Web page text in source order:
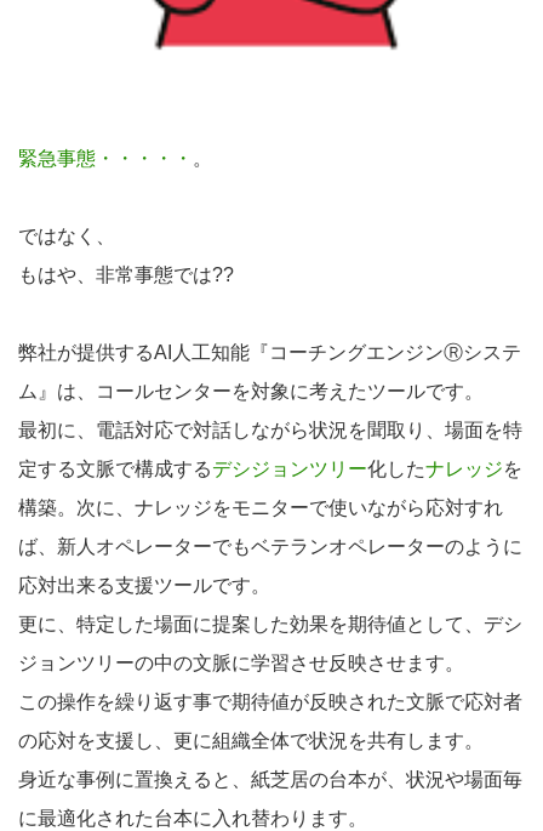
緊急事態・・・・・ 。
ではなく、
もはや、非常事態では??
弊社が提供するAI人工知能『コーチングエンジンⓇシステ
ム』は、コールセンターを対象に考えたツールです。
最初に、電話対応で対話しながら状況を聞取り、場面を特
定する文脈で構成するデシジョンツリー化したナレッジを
構築。次に、ナレッジをモニターで使いながら応対すれ
ば、新人オペレーターでもベテランオペレーターのように
応対出来る支援ツールです。
更に、特定した場面に提案した効果を期待値として、デシ
ジョンツリーの中の文脈に学習させ反映させます。
この操作を繰り返す事で期待値が反映された文脈で応対者
の応対を支援し、更に組織全体で状況を共有します。
身近な事例に置換えると、紙芝居の台本が、状況や場面毎
に最適化された台本に入れ替わります。